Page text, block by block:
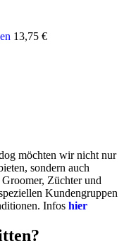
13,75 €
möchten wir nicht nur
sondern auch
Züchter und
Kundengruppen
Infos hier